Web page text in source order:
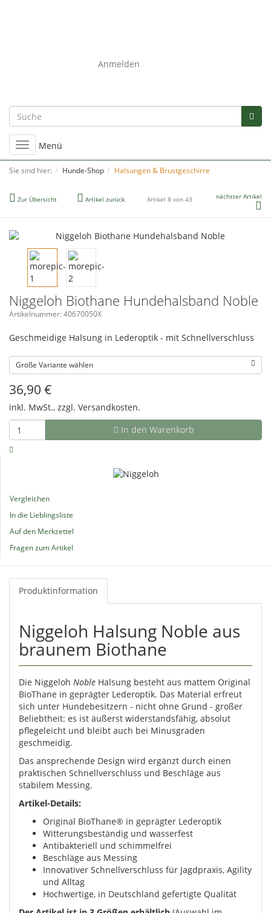
Anmelden
Umschalten
der
Navigation
Menü
Sie sind hier: Hunde-Shop Halsungen & Brustgeschirre
Zur Übersicht Artikel zurück Artikel 8 von 43 nächster Artikel
Niggeloh Biothane Hundehalsband Noble
Artikelnummer: 40670050X
Geschmeidige Halsung in Lederoptik - mit Schnellverschluss
Größe Variante wählen
36,90 €
inkl. MwSt., zzgl. Versandkosten.
In den Warenkorb
Vergleichen
In die Lieblingsliste
Auf den Merkzettel
Fragen zum Artikel
Produktinformation
Niggeloh Halsung Noble aus
braunem Biothane
Die Niggeloh Noble Halsung besteht aus mattem Original
BioThane in geprägter Lederoptik. Das Material erfreut
sich unter Hundebesitzern - nicht ohne Grund - großer
Beliebtheit: es ist äußerst widerstandsfähig, absolut
pflegeleicht und bleibt auch bei Minusgraden
geschmeidig.
Das ansprechende Design wird ergänzt durch einen
praktischen Schnellverschluss und Beschläge aus
stabilem Messing.
Artikel-Details:
Original BioThane® in geprägter Lederoptik
Witterungsbeständig und wasserfest
Antibakteriell und schimmelfrei
Beschläge aus Messing
Innovativer Schnellverschluss für Jagdpraxis, Agility
und Alltag
Hochwertige, in Deutschland gefertigte Qualität